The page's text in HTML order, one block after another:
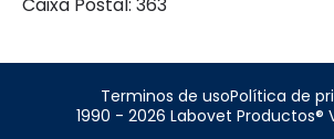
Caixa Postal: 363
Terminos de usoPolítica de
1990 - 2026 Labovet Productos®